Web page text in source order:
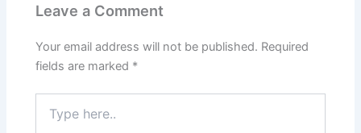
Leave a Comment
Your email address will not be published. Required
fields are marked *
here..